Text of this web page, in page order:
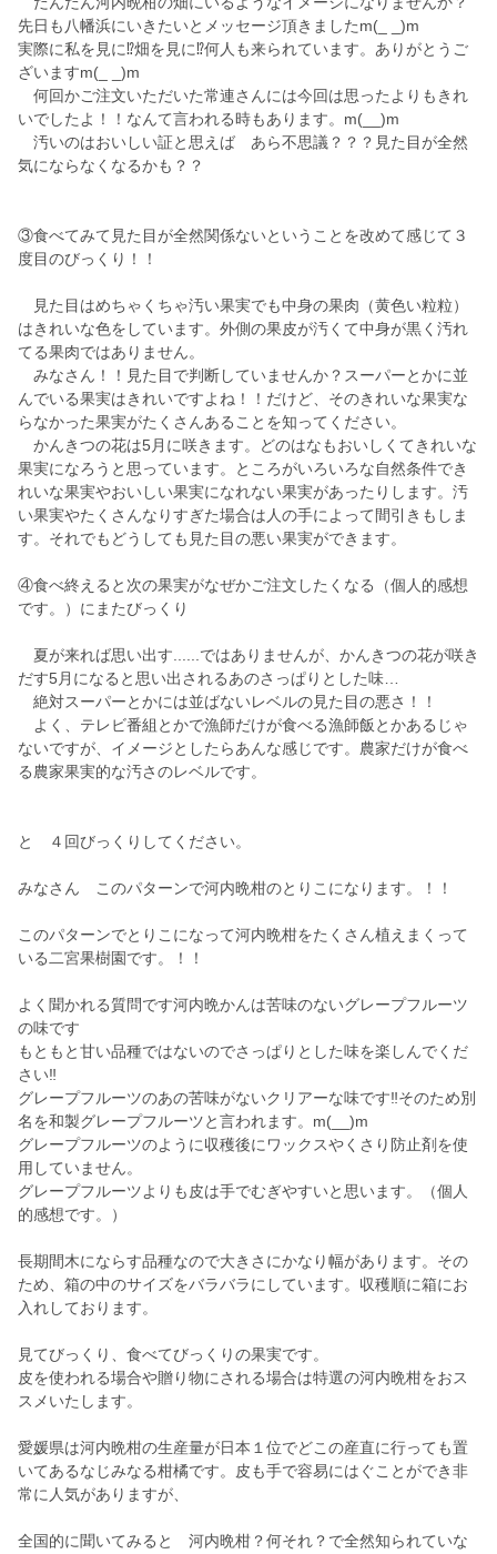
先日も八幡浜にいきたいとメッセージ頂きましたm(_ _)m
実際に私を見に⁉️畑を見に⁉️何人も来られています。ありがとうご
ざいますm(_ _)m
何回かご注文いただいた常連さんには今回は思ったよりもきれ
いでしたよ！！なんて言われる時もあります。m(__)m
汚いのはおいしい証と思えば あら不思議？？？見た目が全然
気にならなくなるかも？？
③食べてみて見た目が全然関係ないということを改めて感じて３
度目のびっくり！！
見た目はめちゃくちゃ汚い果実でも中身の果肉（黄色い粒粒）
はきれいな色をしています。外側の果皮が汚くて中身が黒く汚れ
てる果肉ではありません。
みなさん！！見た目で判断していませんか？スーパーとかに並
んでいる果実はきれいですよね！！だけど、そのきれいな果実な
らなかった果実がたくさんあることを知ってください。
かんきつの花は5月に咲きます。どのはなもおいしくてきれいな
果実になろうと思っています。ところがいろいろな自然条件でき
れいな果実やおいしい果実になれない果実があったりします。汚
い果実やたくさんなりすぎた場合は人の手によって間引きもしま
す。それでもどうしても見た目の悪い果実ができます。
④食べ終えると次の果実がなぜかご注文したくなる（個人的感想
です。）にまたびっくり
夏が来れば思い出す......ではありませんが、かんきつの花が咲き
だす5月になると思い出されるあのさっぱりとした味…
絶対スーパーとかには並ばないレベルの見た目の悪さ！！
よく、テレビ番組とかで漁師だけが食べる漁師飯とかあるじゃ
ないですが、イメージとしたらあんな感じです。農家だけが食べ
る農家果実的な汚さのレベルです。
と ４回びっくりしてください。
みなさん このパターンで河内晩柑のとりこになります。！！
このパターンでとりこになって河内晩柑をたくさん植えまくって
いる二宮果樹園です。！！
よく聞かれる質問です河内晩かんは苦味のないグレープフルーツ
の味です
もともと甘い品種ではないのでさっぱりとした味を楽しんでくだ
さい‼️
グレープフルーツのあの苦味がないクリアーな味です‼️そのため別
名を和製グレープフルーツと言われます。m(__)m
グレープフルーツのように収穫後にワックスやくさり防止剤を使
用していません。
グレープフルーツよりも皮は手でむぎやすいと思います。（個人
的感想です。）
長期間木にならす品種なので大きさにかなり幅があります。その
ため、箱の中のサイズをバラバラにしています。収穫順に箱にお
入れしております。
見てびっくり、食べてびっくりの果実です。
皮を使われる場合や贈り物にされる場合は特選の河内晩柑をおス
スメいたします。
愛媛県は河内晩柑の生産量が日本１位でどこの産直に行っても置
いてあるなじみなる柑橘です。皮も手で容易にはぐことができ非
常に人気がありますが、
全国的に聞いてみると 河内晩柑？何それ？で全然知られていな